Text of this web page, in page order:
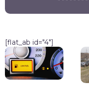
[flat_ab id="4"]